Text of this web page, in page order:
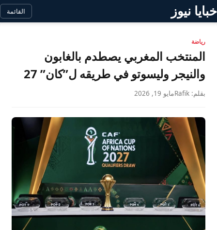
خبايا نيوز القائمة
رياضة
المنتخب المغربي يصطدم بالغابون
والنيجر وليسوتو في طريقه ل”كان” 27
بقلم: Rafik مايو 19, 2026